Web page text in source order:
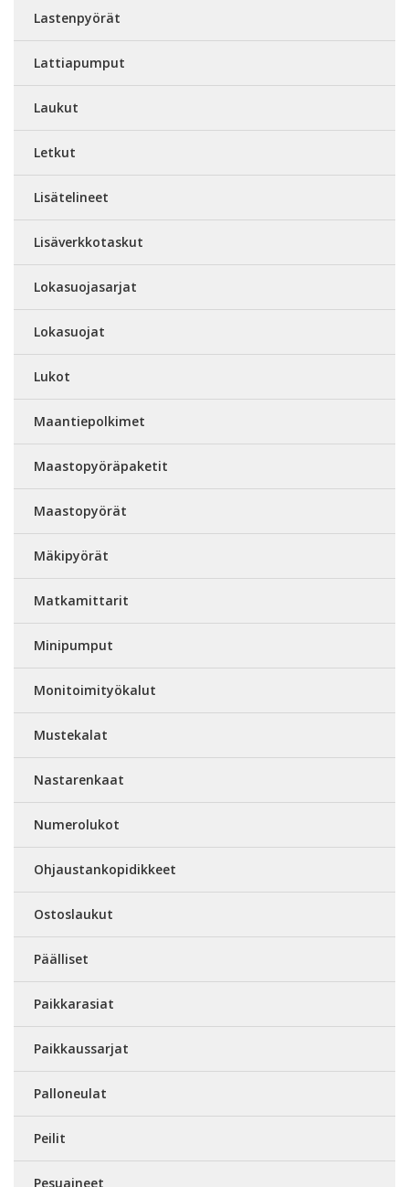
Lastenpyörät
Lattiapumput
Laukut
Letkut
Lisätelineet
Lisäverkkotaskut
Lokasuojasarjat
Lokasuojat
Lukot
Maantiepolkimet
Maastopyöräpaketit
Maastopyörät
Mäkipyörät
Matkamittarit
Minipumput
Monitoimityökalut
Mustekalat
Nastarenkaat
Numerolukot
Ohjaustankopidikkeet
Ostoslaukut
Päälliset
Paikkarasiat
Paikkaussarjat
Palloneulat
Peilit
Pesuaineet